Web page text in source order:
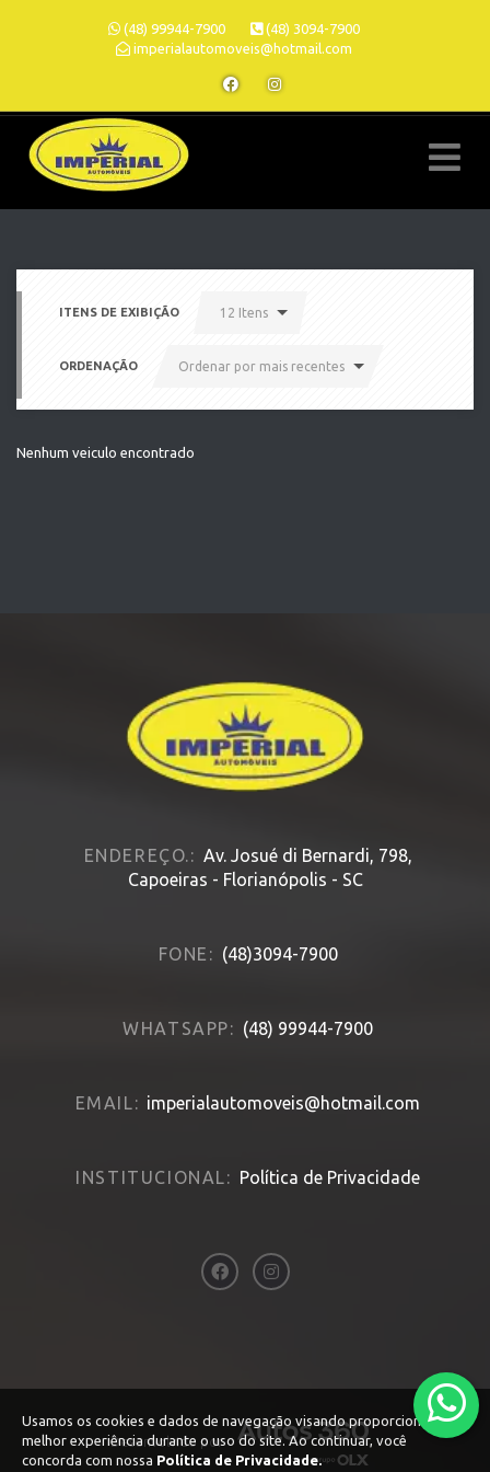
Usamos os cookies e dados de navegação visando proporcionar uma
melhor experiência durante o uso do site. Ao continuar, você
concorda com nossa Política de Privacidade.
(48) 99944-7900
(48) 3094-7900
imperialautomoveis@hotmail.com
ITENS DE EXIBIÇÃO 12 Itens
ORDENAÇÃO Ordenar por mais recentes
Nenhum veiculo encontrado
ENDEREÇO.: Av. Josué di Bernardi, 798,
Capoeiras - Florianópolis - SC
FONE: (48)3094-7900
WHATSAPP: (48) 99944-7900
EMAIL: imperialautomoveis@hotmail.com
INSTITUCIONAL: Política de Privacidade
Desenvolvido por